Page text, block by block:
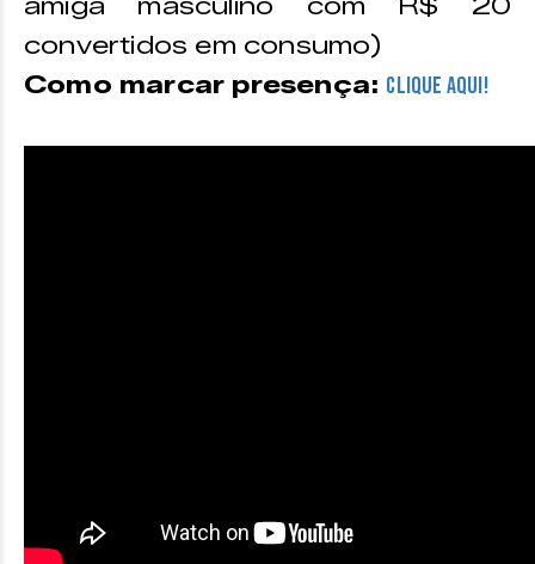
amiga masculino com R$ 20
convertidos em consumo)
Como marcar presença: CLIQUE AQUI!